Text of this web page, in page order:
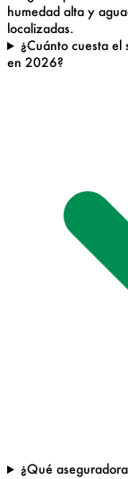
humedad alta y
localizadas.
¿Cuánto cuesta
en 2026?
¿Qué